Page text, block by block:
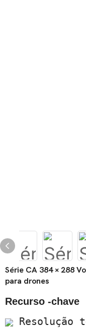
Série CA 384 × 288
para drones
Recurso -chave